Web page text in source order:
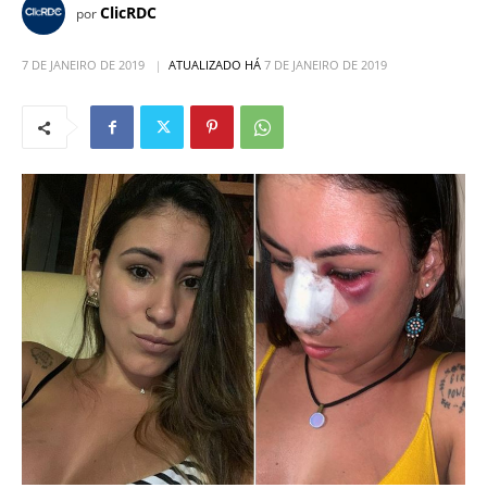
porClicRDC
7 DE JANEIRO DE 2019 ATUALIZADO HÁ 7 DE JANEIRO DE 2019